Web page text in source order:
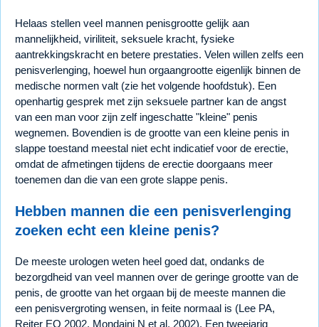
Helaas stellen veel mannen penisgrootte gelijk aan
mannelijkheid, viriliteit, seksuele kracht, fysieke
aantrekkingskracht en betere prestaties. Velen willen zelfs een
penisverlenging, hoewel hun orgaangrootte eigenlijk binnen de
medische normen valt (zie het volgende hoofdstuk). Een
openhartig gesprek met zijn seksuele partner kan de angst
van een man voor zijn zelf ingeschatte "kleine" penis
wegnemen. Bovendien is de grootte van een kleine penis in
slappe toestand meestal niet echt indicatief voor de erectie,
omdat de afmetingen tijdens de erectie doorgaans meer
toenemen dan die van een grote slappe penis.
Hebben mannen die een penisverlenging
zoeken echt een kleine penis?
De meeste urologen weten heel goed dat, ondanks de
bezorgdheid van veel mannen over de geringe grootte van de
penis, de grootte van het orgaan bij de meeste mannen die
een penisvergroting wensen, in feite normaal is (Lee PA,
Reiter EO 2002, Mondaini N et al. 2002). Een tweejarig